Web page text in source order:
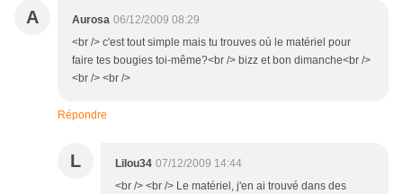
A Aurosa 06/12/2009 08:29
<br /> c'est tout simple mais tu trouves où le matériel pour
faire tes bougies toi-même?<br /> bizz et bon dimanche<br />
<br /> <br />
Répondre
L Lilou34 07/12/2009 14:44
<br /> <br /> Le matériel, j'en ai trouvé dans des